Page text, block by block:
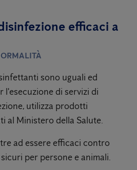
efficaci a
sono uguali ed
l'esecuzione di servizi di
utilizza prodotti
al Ministero della Salute.
ad essere efficaci contro
per persone e animali.